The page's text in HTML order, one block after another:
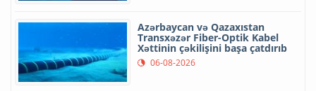
Azərbaycan və Qazaxıstan
Transxəzər Fiber-Optik Kabel
Xəttinin çəkilişini başa çatdırıb
06-08-2026